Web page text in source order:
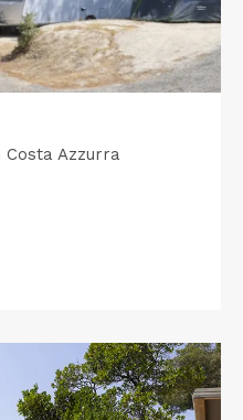
Azzurra